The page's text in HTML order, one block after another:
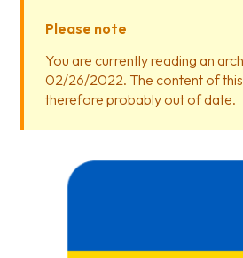
is
Help?
Glossary
documents
Please note
You are currently reading an
02/26/2022. The content of
therefore probably out of date.